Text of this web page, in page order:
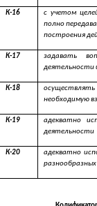
К-16
с учетом
полно
построения
К-17
задавать
деятельности
К-18
необходимую
К-19
адекватно
деятельности
К-20
адекватно